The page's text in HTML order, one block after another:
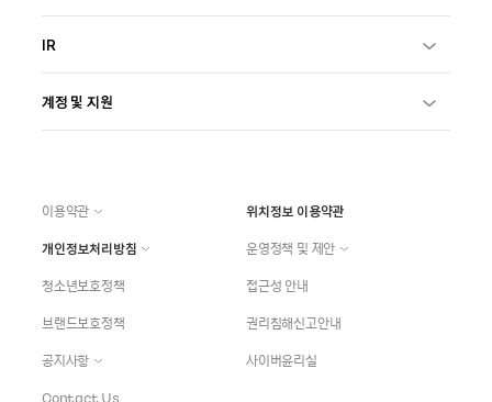
IR
계정 및 지원
이용약관
위치정보 이용약관
개인정보처리방침
운영정책 및 제안
청소년보호정책
접근성 안내
브랜드보호정책
권리침해신고안내
공지사항
사이버윤리실
Contact Us